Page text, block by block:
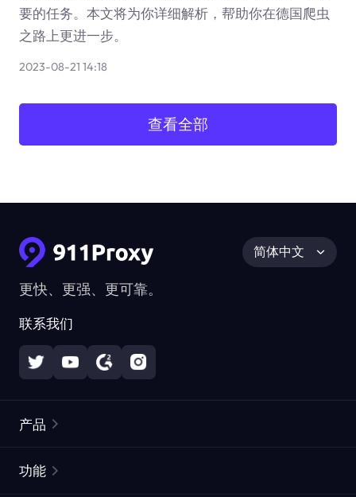
要的任务。本文将为你详细解析，帮助你在德国爬虫
之路上更进一步。
2023-08-21 14:18
查看全部
更快、更强、更可靠。
联系我们
简体中文
产品
功能